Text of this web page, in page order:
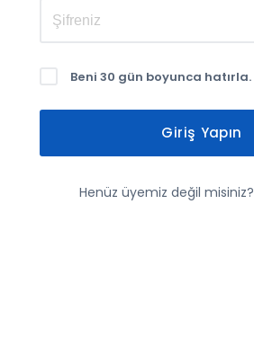
Beni 30 gün boyunca hatırla.
Giriş Yapın
Henüz üyemiz değil misiniz?